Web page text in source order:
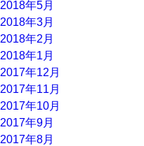
2018年5月
2018年3月
2018年2月
2018年1月
2017年12月
2017年11月
2017年10月
2017年9月
2017年8月